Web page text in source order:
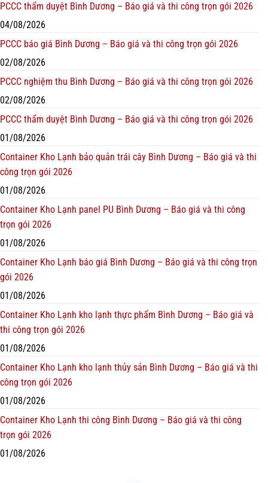
PCCC thẩm duyệt Bình Dương – Báo giá và thi công trọn gói 2026
04/08/2026
PCCC báo giá Bình Dương – Báo giá và thi công trọn gói 2026
02/08/2026
PCCC nghiệm thu Bình Dương – Báo giá và thi công trọn gói 2026
02/08/2026
PCCC thẩm duyệt Bình Dương – Báo giá và thi công trọn gói 2026
01/08/2026
Container Kho Lạnh bảo quản trái cây Bình Dương – Báo giá và thi
công trọn gói 2026
01/08/2026
Container Kho Lạnh panel PU Bình Dương – Báo giá và thi công
trọn gói 2026
01/08/2026
Container Kho Lạnh báo giá Bình Dương – Báo giá và thi công trọn
gói 2026
01/08/2026
Container Kho Lạnh kho lạnh thực phẩm Bình Dương – Báo giá và
thi công trọn gói 2026
01/08/2026
Container Kho Lạnh kho lạnh thủy sản Bình Dương – Báo giá và thi
công trọn gói 2026
01/08/2026
Container Kho Lạnh thi công Bình Dương – Báo giá và thi công
trọn gói 2026
01/08/2026